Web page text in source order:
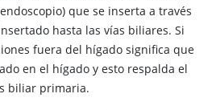
que se inserta a través
hasta las vías biliares. Si
fuera del hígado significa que
en el hígado y esto respalda el
biliar primaria.